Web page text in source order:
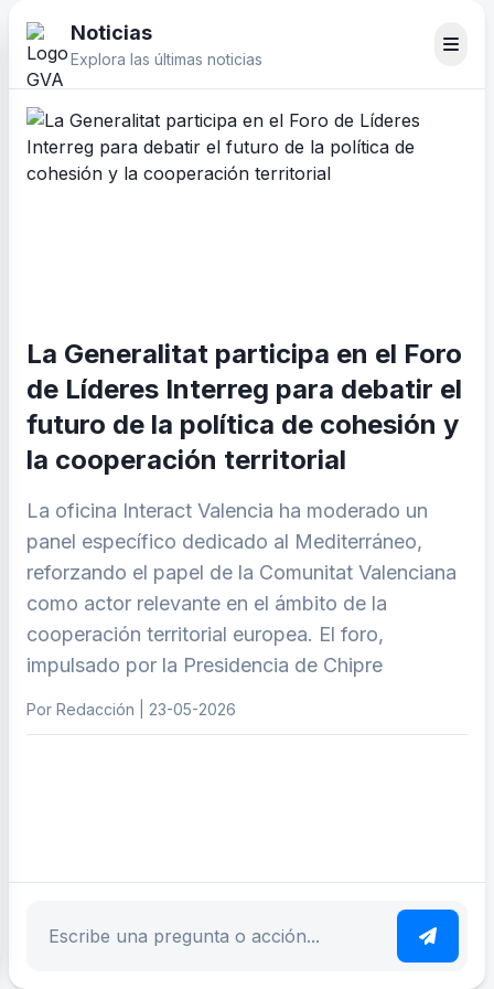
Noticias
Explora las últimas noticias
La Generalitat participa en el Foro
de Líderes Interreg para debatir el
futuro de la política de cohesión y
la cooperación territorial
La oficina Interact Valencia ha moderado un
panel específico dedicado al Mediterráneo,
reforzando el papel de la Comunitat Valenciana
como actor relevante en el ámbito de la
cooperación territorial europea. El foro,
impulsado por la Presidencia de Chipre
Por Redacción | 23-05-2026
Escribe tu pregunta